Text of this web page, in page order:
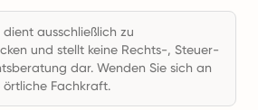
ausschließlich zu
und stellt keine Rechts-, Steuer-
dar. Wenden Sie sich an
Fachkraft.